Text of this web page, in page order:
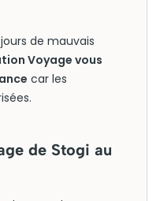
de mauvais
Voyage vous
car les
de Stogi au